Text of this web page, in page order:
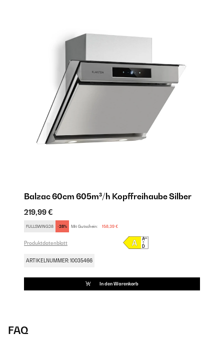
Balzac 60cm 605m³/h Kopffreihaube Silber
219,99 €
FULLSWING28 -28% Mit Gutschein: 158,39 €
Produktdatenblatt
ARTIKELNUMMER: 10035466
In den Warenkorb
FAQ